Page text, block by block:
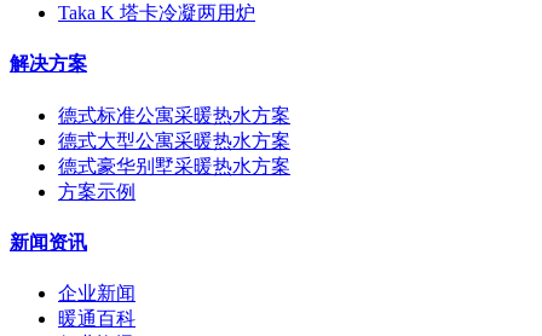
Taka K 塔卡冷凝两用炉
解决方案
德式标准公寓采暖热水方案
德式大型公寓采暖热水方案
德式豪华别墅采暖热水方案
方案示例
新闻资讯
企业新闻
暖通百科